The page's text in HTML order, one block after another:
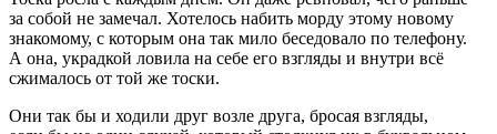
за собой не замечал. Хотелось набить морду этому новому
знакомому, с которым она так мило беседовало по телефону.
А она, украдкой ловила на себе его взгляды и внутри всё
сжималось от той же тоски.
Они так бы и ходили друг возле друга, бросая взгляды,